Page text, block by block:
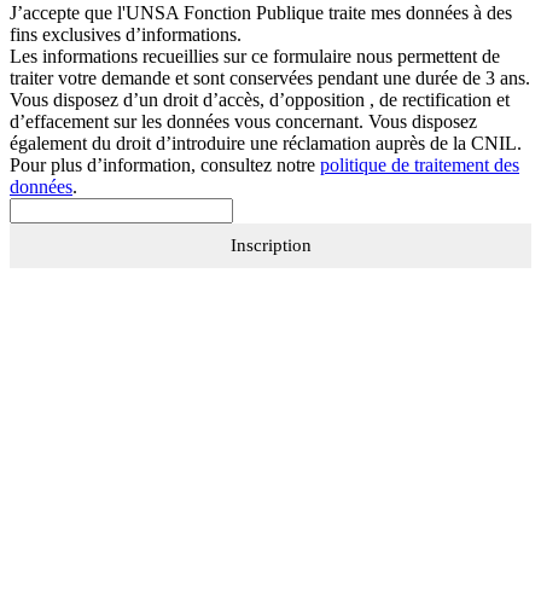
J’accepte que l'UNSA Fonction Publique traite mes données à des
fins exclusives d’informations.
Les informations recueillies sur ce formulaire nous permettent de
traiter votre demande et sont conservées pendant une durée de 3 ans.
Vous disposez d’un droit d’accès, d’opposition , de rectification et
d’effacement sur les données vous concernant. Vous disposez
également du droit d’introduire une réclamation auprès de la CNIL.
Pour plus d’information, consultez notre politique de traitement des
données.
Inscription